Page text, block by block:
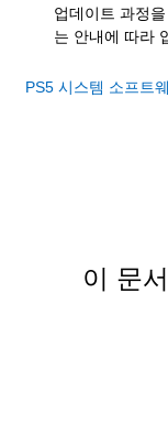
업데이트 과정
는 안내에 따라
PS5 시스템 소프트
이 문